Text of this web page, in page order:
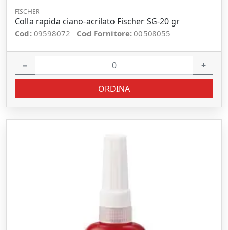
FISCHER
Colla rapida ciano-acrilato Fischer SG-20 gr
Cod: 09598072 Cod Fornitore: 00508055
− +
ORDINA